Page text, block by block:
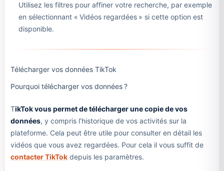
Utilisez les filtres pour affiner votre recherche, par exemple
en sélectionnant « Vidéos regardées » si cette option est
disponible.
Télécharger vos données TikTok
Pourquoi télécharger vos données ?
TikTok vous permet de télécharger une copie de vos
données, y compris l’historique de vos activités sur la
plateforme. Cela peut être utile pour consulter en détail les
vidéos que vous avez regardées. Pour cela il vous suffit de
contacter TikTokdepuis les paramètres.